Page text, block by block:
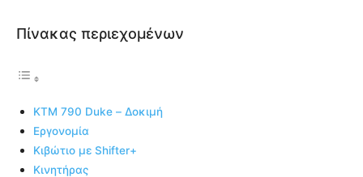
Πίνακας περιεχομένων
ΚΤΜ 790 Duke – Δοκιμή
Εργονομία
Κιβώτιο με Shifter+
Κινητήρας